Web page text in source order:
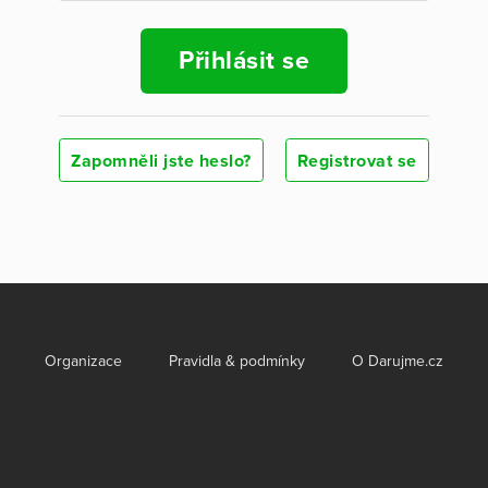
Přihlásit se
Zapomněli jste heslo? Registrovat se
Organizace Pravidla & podmínky O Darujme.cz